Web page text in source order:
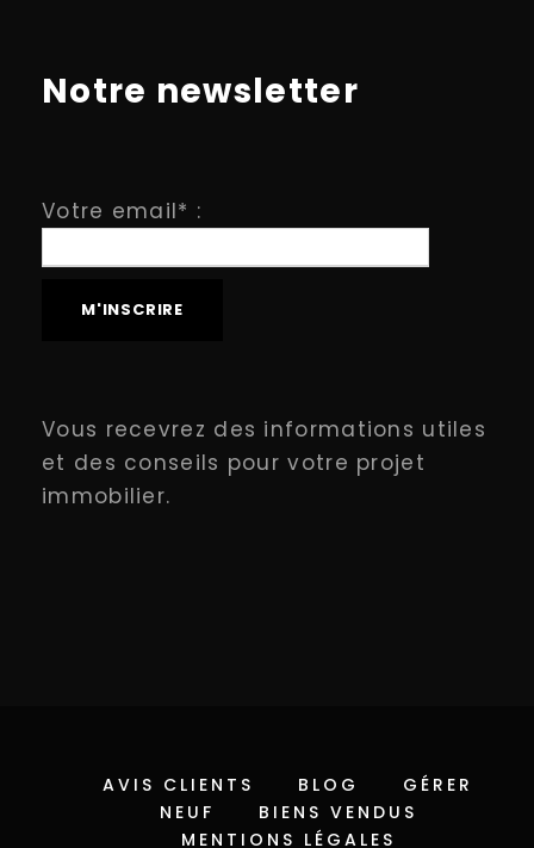
Notre newsletter
Votre email* :
Vous recevrez des informations utiles
et des conseils pour votre projet
immobilier.
AVIS CLIENTS BLOG
GÉRER
NEUF
BIENS VENDUS
MENTIONS LÉGALES